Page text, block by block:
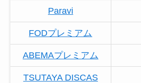
Paravi
FODプレミアム
ABEMAプレミアム
TSUTAYA DISCAS